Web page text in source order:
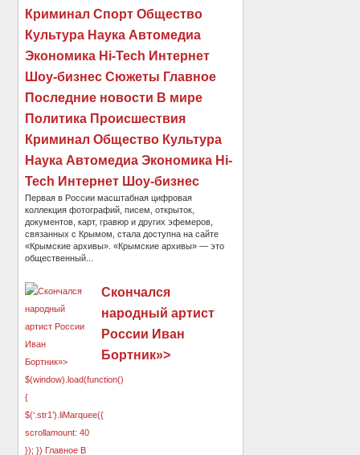
Криминал Спорт Общество
Культура Наука Автомедиа
Экономика Hi-Tech Интернет
Шоу-бизнес Сюжеты Главное
Последние новости В мире
Политика Происшествия
Криминал Общество Культура
Наука Автомедиа Экономика Hi-
Tech Интернет Шоу-бизнес
Первая в России масштабная цифровая
коллекция фотографий, писем, открыток,
документов, карт, гравюр и других эфемеров,
связанных с Крымом, стала доступна на сайте
«Крымские архивы». «Крымские архивы» — это
общественный...
Скончался
народный артист
России Иван
Бортник»>